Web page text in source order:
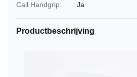
Call Handgrip:
Ja
Productbeschrijving